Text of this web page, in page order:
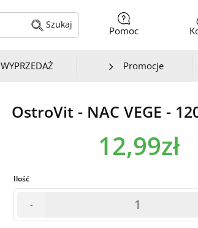
Szukaj
Pomoc
WYPRZEDAŻ Promocje
OstroVit - NAC VEGE -
12,99zł
Ilość
-